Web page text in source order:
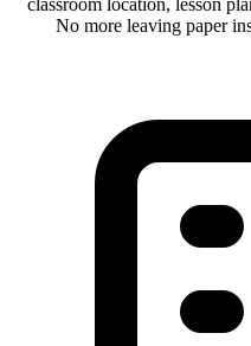
classroom location, lesson
No more leaving paper